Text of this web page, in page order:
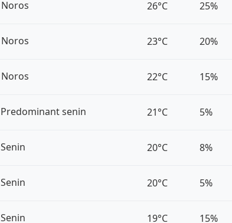
Noros 26°C 25%
Noros 23°C 20%
Noros 22°C 15%
Predominant senin 21°C 5%
Senin 20°C 8%
Senin 20°C 5%
Senin 19°C 15%